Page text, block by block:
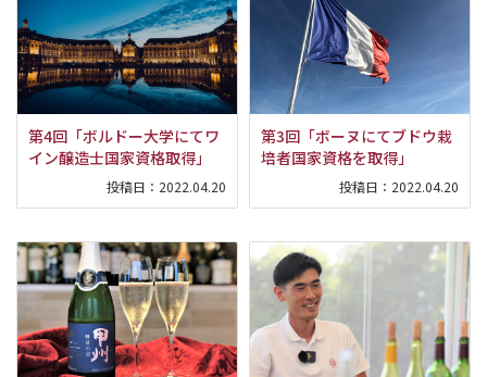
第4回「ボルドー大学にてワ
イン醸造士国家資格取得」
投稿日： 2022.04.20
第3回「ボーヌにてブドウ栽
培者国家資格を取得」
投稿日： 2022.04.20